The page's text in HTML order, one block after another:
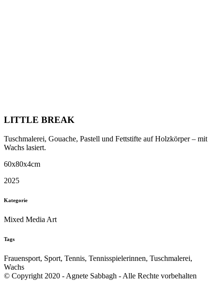
LITTLE BREAK
Tuschmalerei, Gouache, Pastell und Fettstifte auf Holzkörper – mit
Wachs lasiert.
60x80x4cm
2025
Kategorie
Mixed Media Art
Tags
Frauensport, Sport, Tennis, Tennisspielerinnen, Tuschmalerei,
Wachs
© Copyright 2020 - Agnete Sabbagh - Alle Rechte vorbehalten